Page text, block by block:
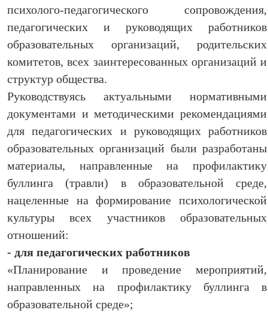
психолого-педагогического сопровождения,
педагогических и руководящих работников
образовательных организаций, родительских
комитетов, всех заинтересованных организаций и
структур общества.
Руководствуясь актуальными нормативными
документами и методическими рекомендациями
для педагогических и руководящих работников
образовательных организаций были разработаны
материалы, направленные на профилактику
буллинга (травли) в образовательной среде,
нацеленные на формирование психологической
культуры всех участников образовательных
отношений:
- для педагогических работников
«Планирование и проведение мероприятий,
направленных на профилактику буллинга в
образовательной среде»;